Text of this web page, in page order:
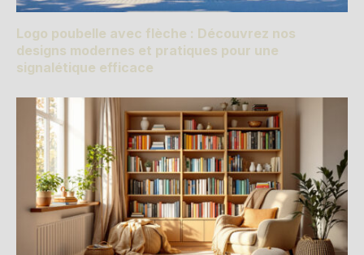
Logo poubelle avec flèche : Découvrez nos
designs modernes et pratiques pour une
signalétique efficace